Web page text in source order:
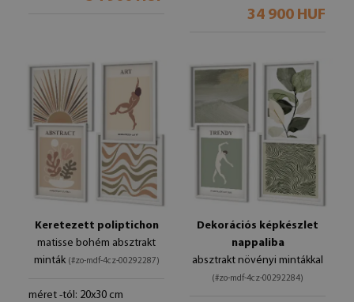
34 900 HUF
Keretezett poliptichon
matisse bohém absztrakt
minták (#zo-mdf-4cz-00292287)
méret -tól: 20x30 cm
Dekorációs képkészlet
nappaliba
absztrakt növényi mintákkal
(#zo-mdf-4cz-00292284)